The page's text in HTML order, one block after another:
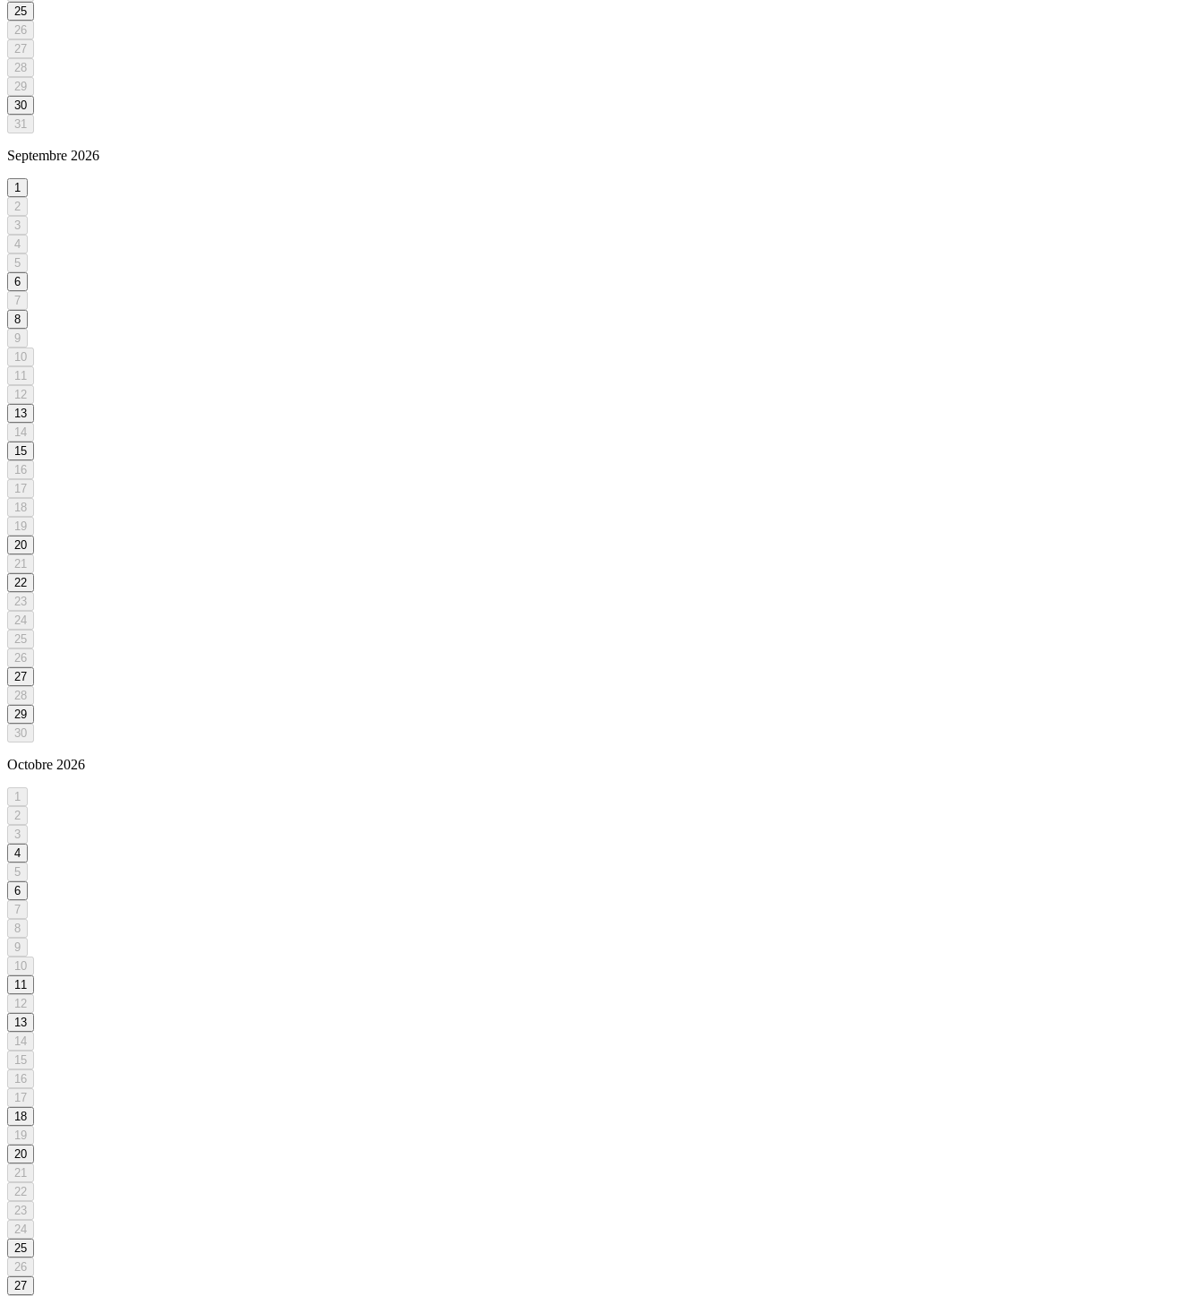
25
26
27
28
29
30
31
Septembre 2026
1
2
3
4
5
6
7
8
9
10
11
12
13
14
15
16
17
18
19
20
21
22
23
24
25
26
27
28
29
30
Octobre 2026
1
2
3
4
5
6
7
8
9
10
11
12
13
14
15
16
17
18
19
20
21
22
23
24
25
26
27